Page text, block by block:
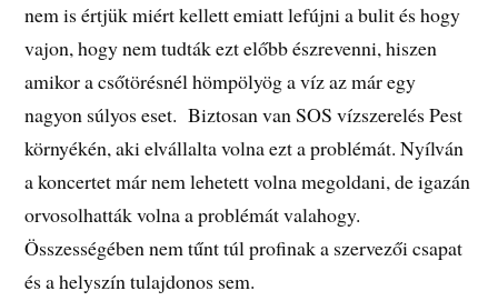
nem is értjük miért kellett emiatt lefújni a bulit és hogy
vajon, hogy nem tudták ezt előbb észrevenni, hiszen
amikor a csőtörésnél hömpölyög a víz az már egy
nagyon súlyos eset. Biztosan van SOS vízszerelés Pest
környékén, aki elvállalta volna ezt a problémát. Nyílván
a koncertet már nem lehetett volna megoldani, de igazán
orvosolhatták volna a problémát valahogy.
Összességében nem tűnt túl profinak a szervezői csapat
és a helyszín tulajdonos sem.